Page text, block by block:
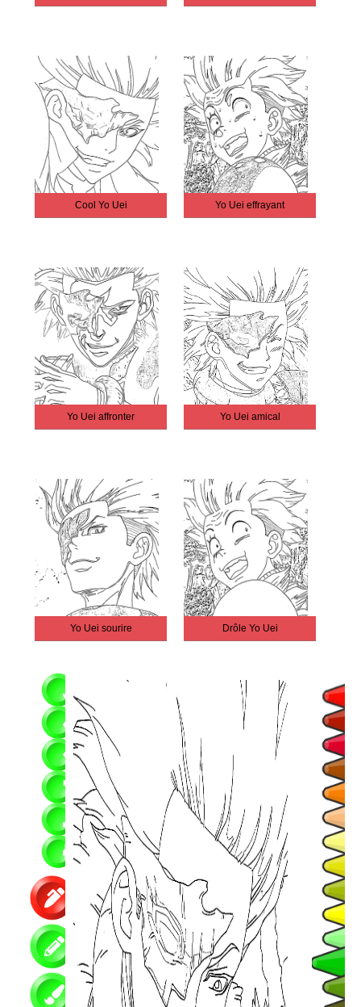
Cool Yo Uei Yo Uei effrayant
Yo Uei affronter Yo Uei amical
Yo Uei sourire Drôle Yo Uei